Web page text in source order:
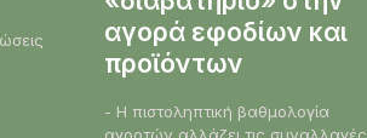
αγορά εφοδίων και
προϊόντων
- Η πιστοληπτική βαθμολογία